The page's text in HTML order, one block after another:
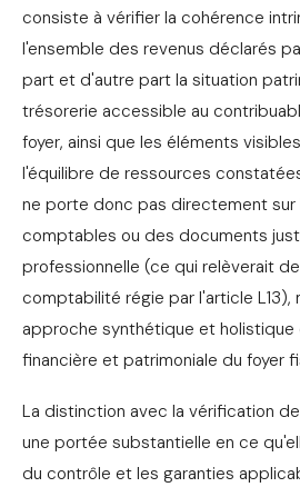
consiste à vérifier la cohérence
l'ensemble des revenus déclarés
part et d'autre part la situation
trésorerie accessible au
foyer, ainsi que les éléments
l'équilibre de ressources
ne porte donc pas directement sur
comptables ou des documents
professionnelle (ce qui relèverait
comptabilité régie par l'article L13),
approche synthétique et holistique
financière et patrimoniale du foyer
La distinction avec la vérification
une portée substantielle en ce
du contrôle et les garanties